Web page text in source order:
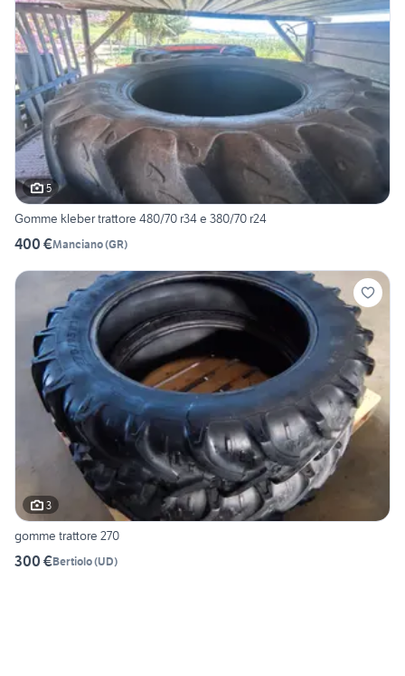
5
Gomme kleber trattore 480/70 r34 e 380/70 r24
400 €Manciano(GR)
3
gomme trattore 270
300 €Bertiolo(UD)